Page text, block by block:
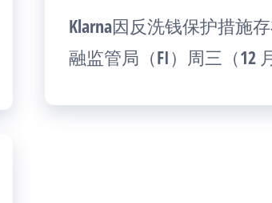
Klarna因反洗钱保护措施
融监管局（FI）周三（12